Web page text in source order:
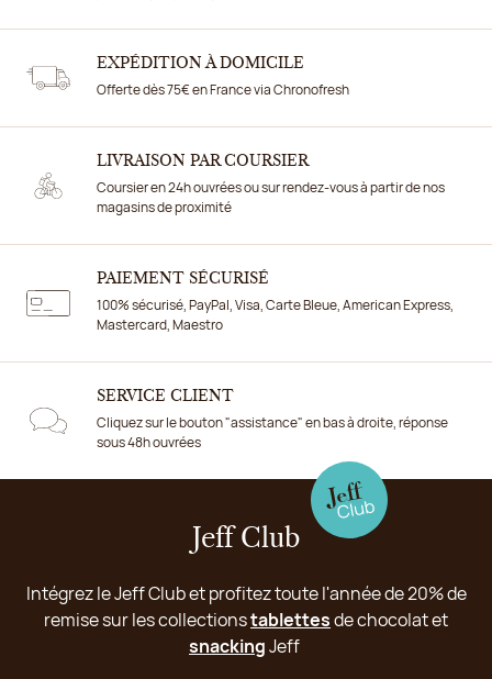
EXPÉDITION À DOMICILE
Offerte dès 75€ en France via Chronofresh
LIVRAISON PAR COURSIER
Coursier en 24h ouvrées ou sur rendez-vous à partir de nos
magasins de proximité
PAIEMENT SÉCURISÉ
100% sécurisé, PayPal, Visa, Carte Bleue, American Express,
Mastercard, Maestro
SERVICE CLIENT
Cliquez sur le bouton "assistance" en bas à droite, réponse
sous 48h ouvrées
Jeff Club
Intégrez le Jeff Club et profitez toute l'année de 20% de
remise sur les collectionstablettesde chocolat et
snackingJeff